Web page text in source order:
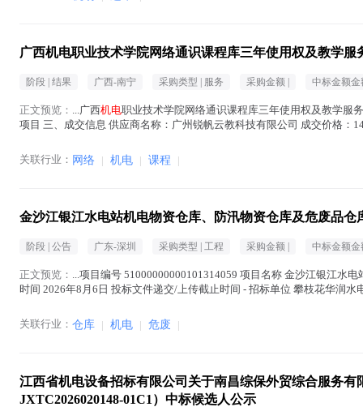
广西机电职业技术学院网络通识课程库三年使用权及教学服
阶段 | 结果 广西-南宁 采购类型 | 服务 采购金额 | 中标金额
正文预览： ...广西机电职业技术学院网络通识课程库三年使用权及教学服
项目 三、成交信息 供应商名称：广州锐帆云教科技有限公司 成交价格：
关联行业： 网络 | 机电 | 课程 |
金沙江银江水电站机电物资仓库、防汛物资仓库及危废品仓
阶段 | 公告 广东-深圳 采购类型 | 工程 采购金额 | 中标金额金
正文预览： ...项目编号 51000000000101314059 项目名称 金沙江银江水电
时间 2026年8月6日 投标文件递交/上传截止时间 - 招标单位 攀枝花华润
关联行业： 仓库 | 机电 | 危废 |
江西省机电设备招标有限公司关于南昌综保外贸综合服务
JXTC2026020148-01C1）中标候选人公示